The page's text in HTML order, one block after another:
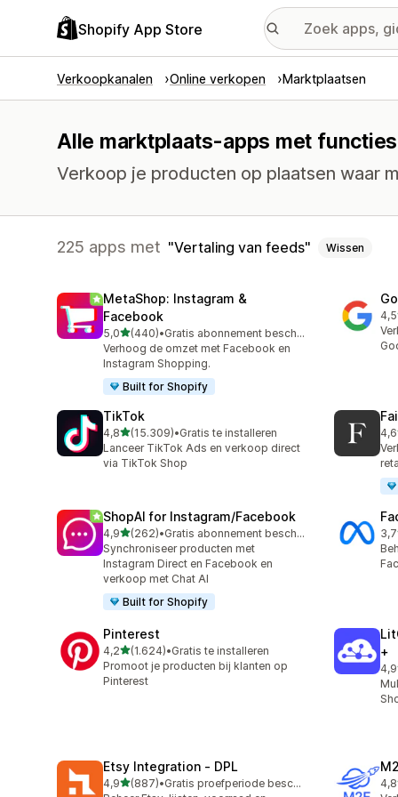
Shopify App Store
Verkoopkanalen Online verkopen Marktplaatsen
Alle marktplaats-apps met
Verkoop je producten op plaatsen waar
225 apps met Vertaling van feeds Wissen
MetaShop: Instagram &
Facebook
5,0van 5 sterren
(440)
440 recensies in totaal
•
Gratis abonnement beschikbaar
Verhoog de omzet met Facebook en
Instagram Shopping.
Built for Shopify
4,5
TikTok
4,8van 5 sterren
(15.309)
15309 recensies in totaal
•Gratis te installeren
Lanceer TikTok Ads en verkoop direct
via TikTok Shop
4,6
ShopAI for Instagram/Facebook
4,9van 5 sterren
(262)
262 recensies in totaal
•
Gratis abonnement beschikbaar
Synchroniseer producten met
Instagram Direct en Facebook en
verkoop met Chat AI
Built for Shopify
3,7
Pinterest
4,2van 5 sterren
(1.624)
1624 recensies in totaal
•Gratis te installeren
Promoot je producten bij klanten op
Pinterest
+
4,9
Etsy Integration ‑ DPL
4,9van 5 sterren
(887)
887 recensies in totaal
•
Gratis proefperiode beschikbaar
4,8
29